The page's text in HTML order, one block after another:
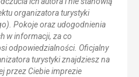
organizatora turystyki
Pokoje oraz udogodnienia
w informacji, za co
odpowiedzialności. Oficjalny
turystyki znajdziesz na
przez Ciebie imprezie